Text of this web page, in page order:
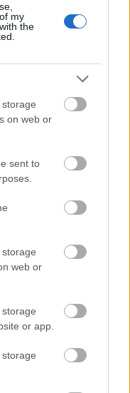
my
the
on web or
sent to
web or
or app.
Ποιοι
σήμερα –